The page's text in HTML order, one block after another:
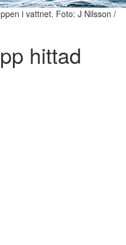
i vattnet. Foto: J Nilsson /
hittad